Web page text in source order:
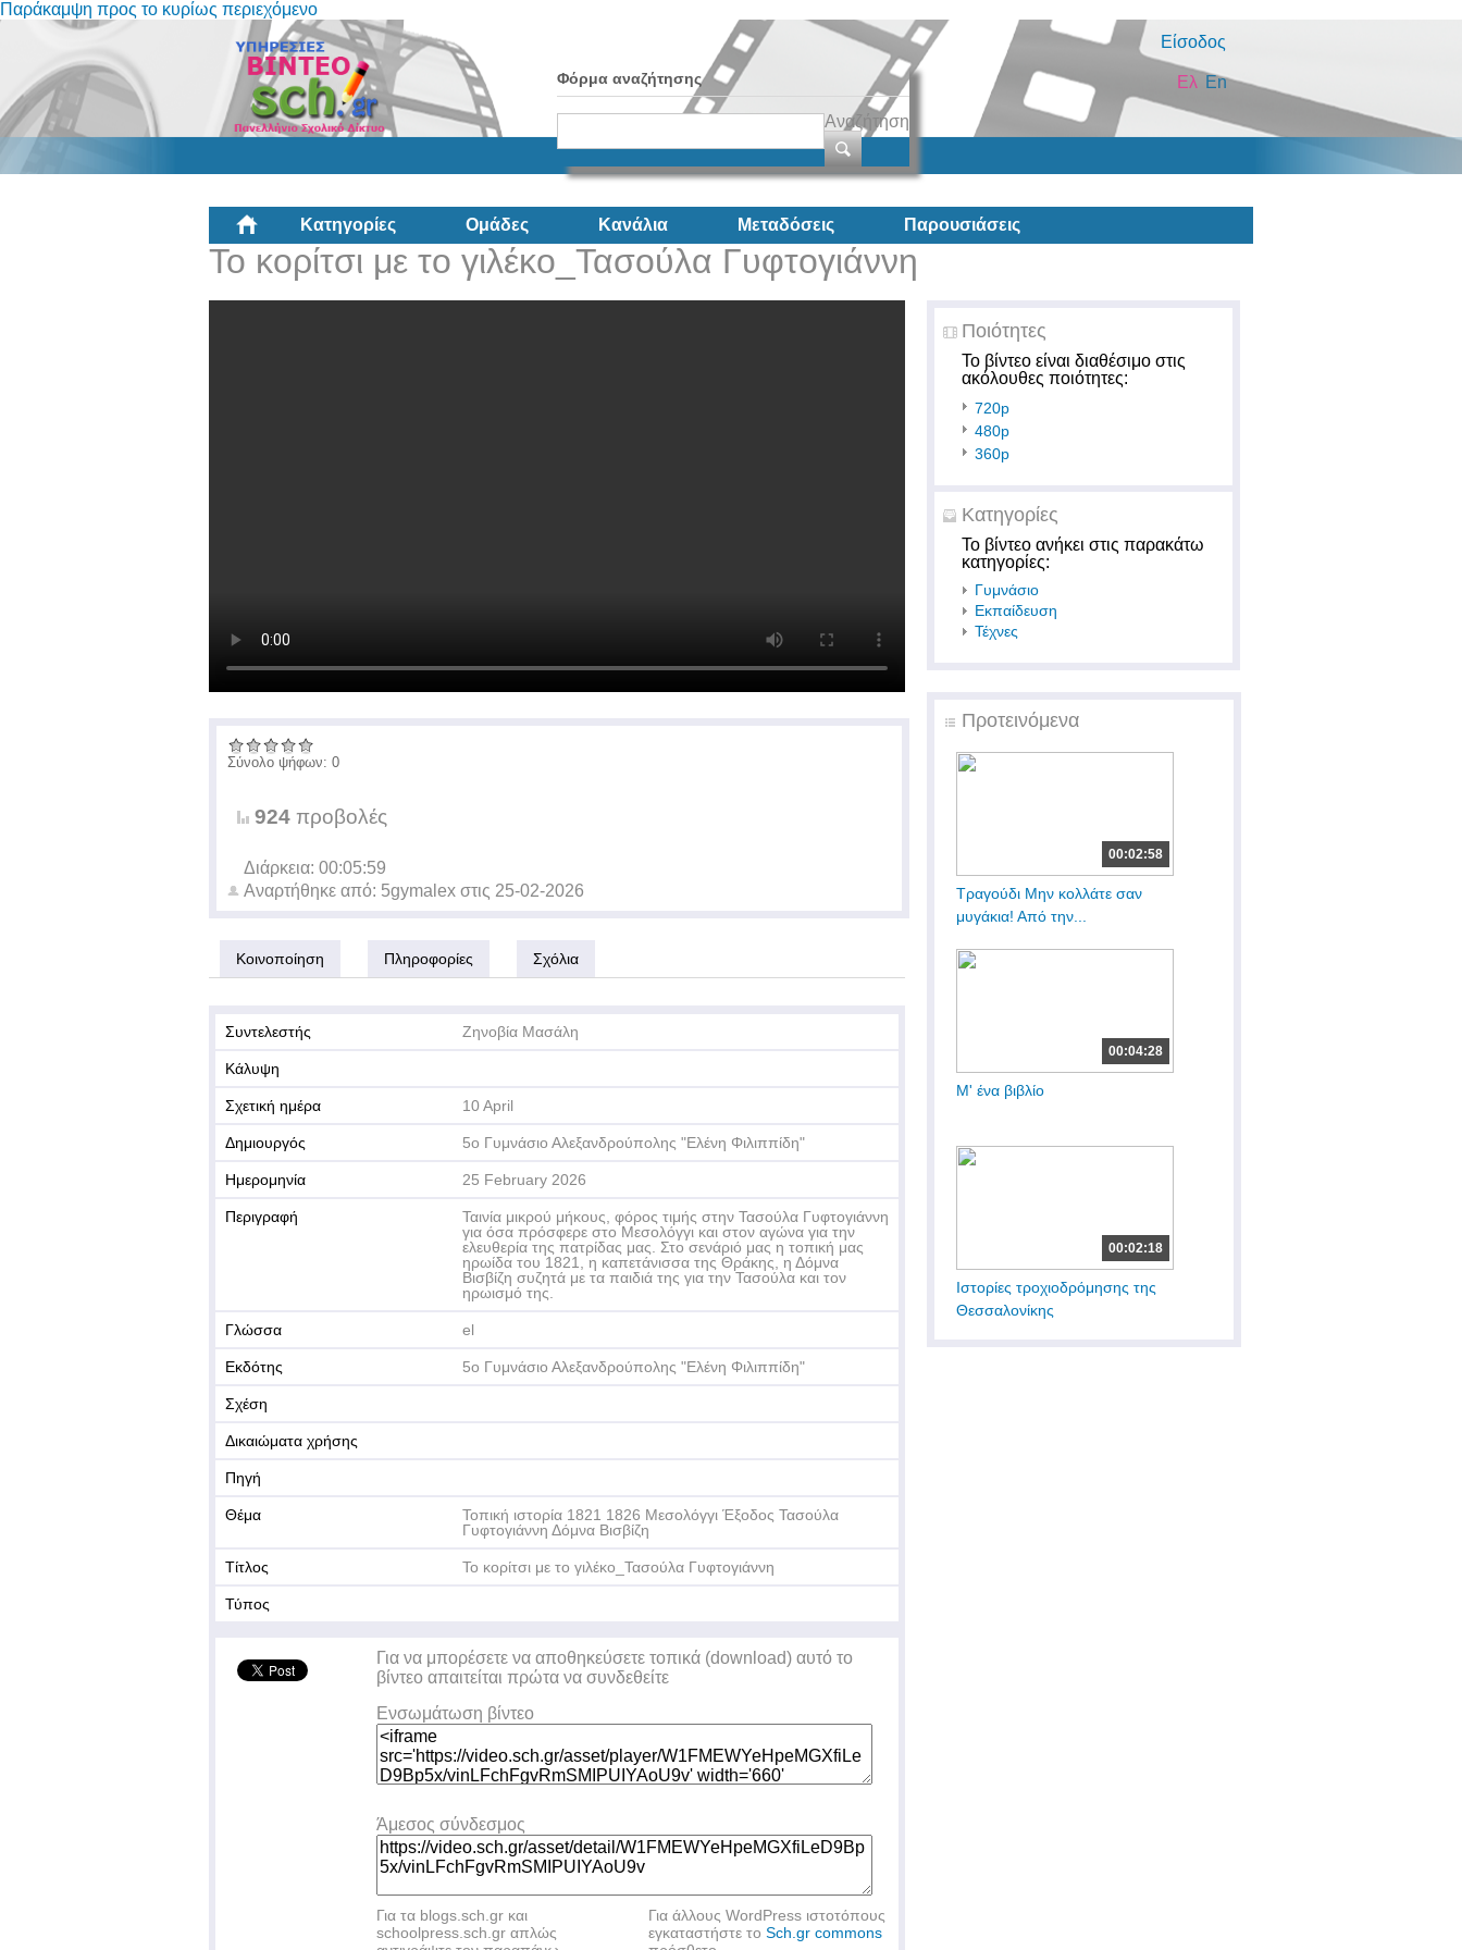
Παράκαμψη προς το κυρίως περιεχόμενο
Είσοδος
Φόρμα αναζήτησης
Αναζήτηση
En
Ελ
Κατηγορίες Ομάδες Κανάλια Μεταδόσεις Παρουσιάσεις
Το κορίτσι με το γιλέκο_Τασούλα Γυφτογιάννη
Ποιότητες
Το βίντεο είναι διαθέσιμο στις
ακόλουθες ποιότητες:
720p
480p
360p
Κατηγορίες
Το βίντεο ανήκει στις παρακάτω
κατηγορίες:
Γυμνάσιο
Εκπαίδευση
Τέχνες
Προτεινόμενα
00:02:58
Τραγούδι Μην κολλάτε σαν
μυγάκια! Από την...
00:04:28
Μ' ένα βιβλίο
00:02:18
Ιστορίες τροχιοδρόμησης της
Θεσσαλονίκης
Σύνολο ψήφων: 0
924 προβολές
Διάρκεια: 00:05:59
Αναρτήθηκε από: 5gymalex στις 25-02-2026
Κοινοποίηση Πληροφορίες Σχόλια
Συντελεστής Ζηνοβία Μασάλη
Κάλυψη
Σχετική ημέρα 10 April
Δημιουργός 5ο Γυμνάσιο Αλεξανδρούπολης "Ελένη Φιλιππίδη"
Ημερομηνία 25 February 2026
Περιγραφή
Ταινία μικρού μήκους, φόρος τιμής στην Τασούλα Γυφτογιάννη
για όσα πρόσφερε στο Μεσολόγγι και στον αγώνα για την
ελευθερία της πατρίδας μας. Στο σενάριό μας η τοπική μας
ηρωίδα του 1821, η καπετάνισσα της Θράκης, η Δόμνα
Βισβίζη συζητά με τα παιδιά της για την Τασούλα και τον
ηρωισμό της.
Γλώσσα el
Εκδότης 5ο Γυμνάσιο Αλεξανδρούπολης "Ελένη Φιλιππίδη"
Σχέση
Δικαιώματα χρήσης
Πηγή
Θέμα
Τοπική ιστορία 1821 1826 Μεσολόγγι Έξοδος Τασούλα
Γυφτογιάννη Δόμνα Βισβίζη
Τίτλος Το κορίτσι με το γιλέκο_Τασούλα Γυφτογιάννη
Τύπος
Για να μπορέσετε να αποθηκεύσετε τοπικά (download) αυτό το
βίντεο απαιτείται πρώτα να συνδεθείτε
Ενσωμάτωση βίντεο
Άμεσος σύνδεσμος
Για τα blogs.sch.gr και
schoolpress.sch.gr απλώς
Για άλλους WordPress ιστοτόπους
εγκαταστήστε το Sch.gr commons